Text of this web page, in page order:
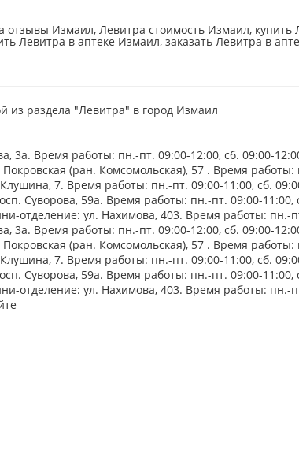
Измаил, Левитра стоимость Измаил, купить
Левитра в аптеке Измаил, заказать Левитра в
из раздела "Левитра" в город Измаил
3а. Время работы: пн.-пт. 09:00-12:00, сб. 09:00-
(ран. Комсомольская), 57 . Время работы:
7. Время работы: пн.-пт. 09:00-11:00, сб.
Суворова, 59а. Время работы: пн.-пт. 09:00-11:00,
отделение: ул. Нахимова, 403. Время работы: пн.-
3а. Время работы: пн.-пт. 09:00-12:00, сб. 09:00-
(ран. Комсомольская), 57 . Время работы:
7. Время работы: пн.-пт. 09:00-11:00, сб.
Суворова, 59а. Время работы: пн.-пт. 09:00-11:00,
отделение: ул. Нахимова, 403. Время работы: пн.-